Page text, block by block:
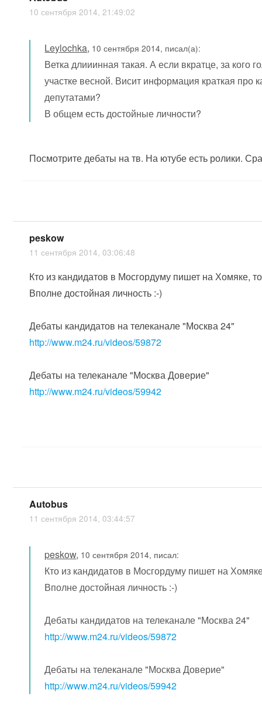
10 сентября 2014, 21:49:02
Leylochka, 10 сентября 2014, писал(а):
Ветка длииинная такая. А если вкратце, за
участке весной. Висит информация краткая про
депутатами?
В общем есть достойные личности?
Посмотрите дебаты на тв. На ютубе есть ролики.
peskow
11 сентября 2014, 03:06:48
Кто из кандидатов в Мосгордуму пишет на Хомяке,
Вполне достойная личность :-)
Дебаты кандидатов на телеканале "Москва 24"
http://www.m24.ru/videos/59872
Дебаты на телеканале "Москва Доверие"
http://www.m24.ru/videos/59942
Autobus
11 сентября 2014, 03:44:57
peskow, 10 сентября 2014, писал:
Кто из кандидатов в Мосгордуму пишет на
Вполне достойная личность :-)
Дебаты кандидатов на телеканале "Москва 24"
http://www.m24.ru/videos/59872
Дебаты на телеканале "Москва Доверие"
http://www.m24.ru/videos/59942